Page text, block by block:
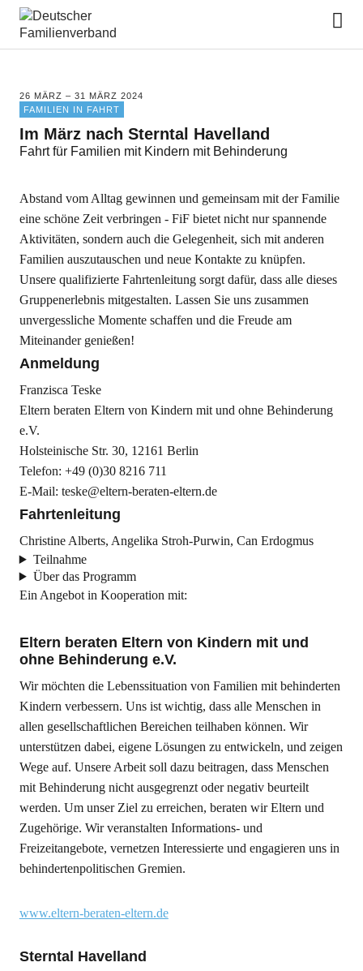
Deutscher Familienverband
26 MÄRZ – 31 MÄRZ 2024
FAMILIEN IN FAHRT
Im März nach Sterntal Havelland
Fahrt für Familien mit Kindern mit Behinderung
Abstand vom Alltag gewinnen und gemeinsam mit der Familie
eine schöne Zeit verbringen - FiF bietet nicht nur spannende
Aktivitäten, sondern auch die Gelegenheit, sich mit anderen
Familien auszutauschen und neue Kontakte zu knüpfen.
Unsere qualifizierte Fahrtenleitung sorgt dafür, dass alle dieses
Gruppenerlebnis mitgestalten. Lassen Sie uns zusammen
unvergessliche Momente schaffen und die Freude am
Miteinander genießen!
Anmeldung
Franzisca Teske
Eltern beraten Eltern von Kindern mit und ohne Behinderung
e.V.
Holsteinische Str. 30, 12161 Berlin
Telefon: +49 (0)30 8216 711
E-Mail: teske@eltern-beraten-eltern.de
Fahrtenleitung
Christine Alberts, Angelika Stroh-Purwin, Can Erdogmus
Teilnahme
Über das Programm
Ein Angebot in Kooperation mit:
Eltern beraten Eltern von Kindern mit und
ohne Behinderung e.V.
Wir möchten die Lebenssituation von Familien mit behinderten
Kindern verbessern. Uns ist wichtig, dass alle Menschen in
allen gesellschaftlichen Bereichen teilhaben können. Wir
unterstützen dabei, eigene Lösungen zu entwickeln, und zeigen
Wege auf. Unsere Arbeit soll dazu beitragen, dass Menschen
mit Behinderung nicht ausgegrenzt oder negativ beurteilt
werden. Um unser Ziel zu erreichen, beraten wir Eltern und
Zugehörige. Wir veranstalten Informations- und
Freizeitangebote, vernetzen Interessierte und engagieren uns in
behindertenpolitischen Gremien.
www.eltern-beraten-eltern.de
Sterntal Havelland